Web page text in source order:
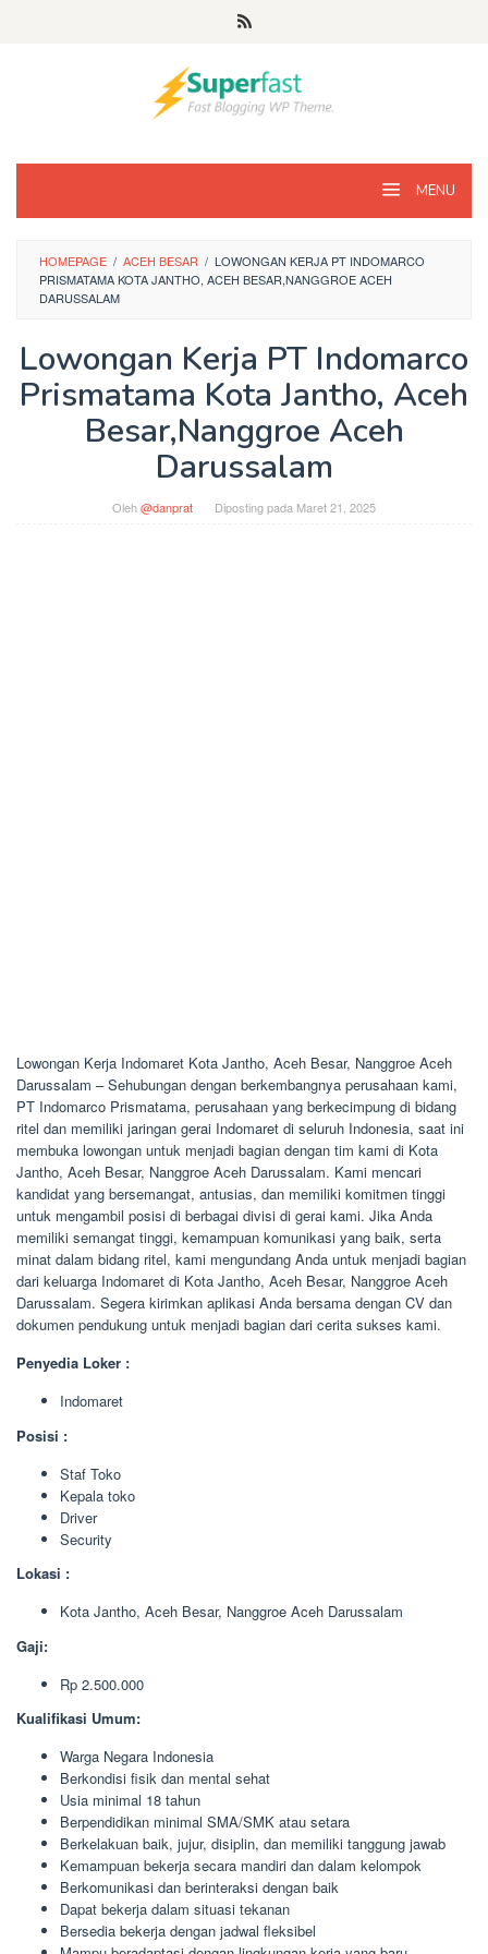
MENU
HOMEPAGE / ACEH BESAR / LOWONGAN KERJA PT INDOMARCO
PRISMATAMA KOTA JANTHO, ACEH BESAR,NANGGROE ACEH
DARUSSALAM
Lowongan Kerja PT Indomarco
Prismatama Kota Jantho, Aceh
Besar,Nanggroe Aceh
Darussalam
Oleh@danprat Diposting pada Maret 21, 2025
Lowongan Kerja Indomaret Kota Jantho, Aceh Besar, Nanggroe Aceh
Darussalam – Sehubungan dengan berkembangnya perusahaan kami,
PT Indomarco Prismatama, perusahaan yang berkecimpung di bidang
ritel dan memiliki jaringan gerai Indomaret di seluruh Indonesia, saat ini
membuka lowongan untuk menjadi bagian dengan tim kami di Kota
Jantho, Aceh Besar, Nanggroe Aceh Darussalam. Kami mencari
kandidat yang bersemangat, antusias, dan memiliki komitmen tinggi
untuk mengambil posisi di berbagai divisi di gerai kami. Jika Anda
memiliki semangat tinggi, kemampuan komunikasi yang baik, serta
minat dalam bidang ritel, kami mengundang Anda untuk menjadi bagian
dari keluarga Indomaret di Kota Jantho, Aceh Besar, Nanggroe Aceh
Darussalam. Segera kirimkan aplikasi Anda bersama dengan CV dan
dokumen pendukung untuk menjadi bagian dari cerita sukses kami.
Penyedia Loker :
Indomaret
Posisi :
Staf Toko
Kepala toko
Driver
Security
Lokasi :
Kota Jantho, Aceh Besar, Nanggroe Aceh Darussalam
Gaji:
Rp 2.500.000
Kualifikasi Umum:
Warga Negara Indonesia
Berkondisi fisik dan mental sehat
Usia minimal 18 tahun
Berpendidikan minimal SMA/SMK atau setara
Berkelakuan baik, jujur, disiplin, dan memiliki tanggung jawab
Kemampuan bekerja secara mandiri dan dalam kelompok
Berkomunikasi dan berinteraksi dengan baik
Dapat bekerja dalam situasi tekanan
Bersedia bekerja dengan jadwal fleksibel